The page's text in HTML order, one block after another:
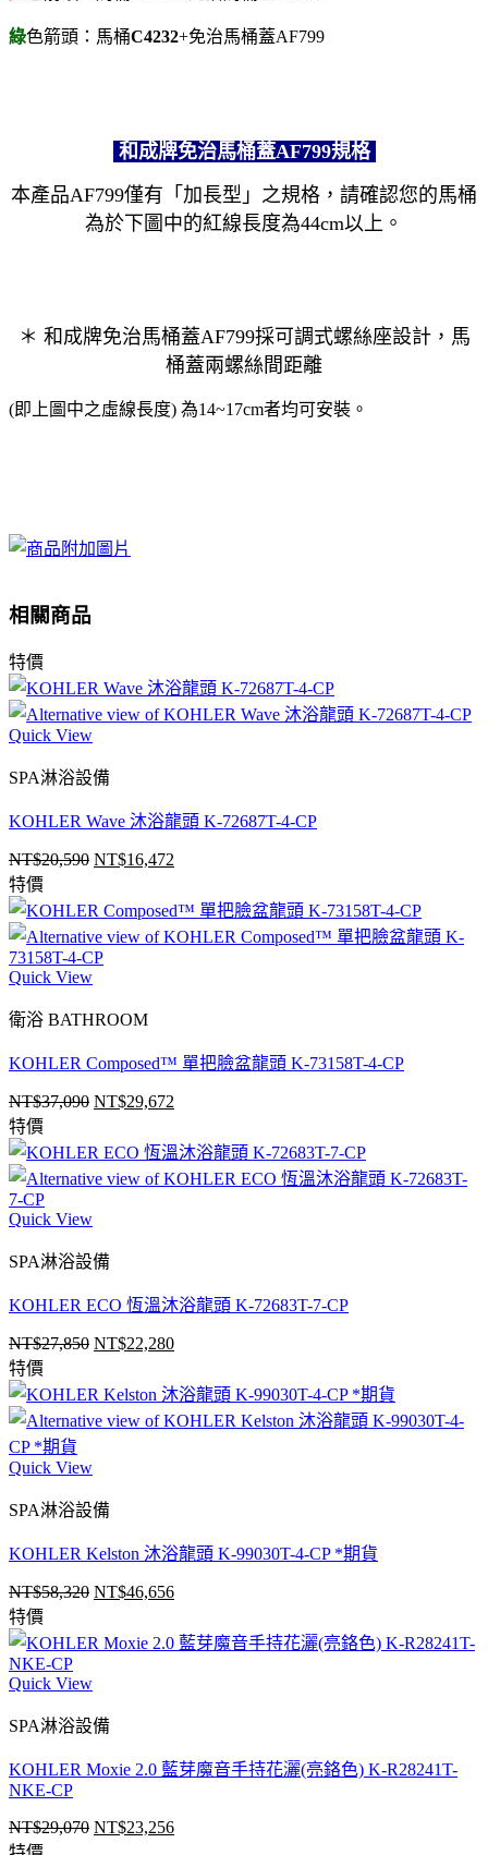
綠色箭頭：馬桶C4232+免治馬桶蓋AF799
和成牌免治馬桶蓋AF799規格
本產品AF799僅有 「加長型」之規格 ，請確認您的馬桶
為於下圖中的紅線長度為44cm以上。
＊ 和成牌免治馬桶蓋AF799採可調式螺絲座設計，馬
桶蓋兩螺絲間距離
(即上圖中之虛線長度) 為14~17cm者均可安裝。
相關商品
特價
Quick View
SPA淋浴設備
KOHLER Wave 沐浴龍頭 K-72687T-4-CP
NT$20,590 原
價
格：
NT$20,590。
NT$16,472目
價
格：
特價
Quick View
衛浴 BATHROOM
KOHLER Composed™ 單把臉盆龍頭 K-73158T-4-CP
NT$37,090 原
價
格：
NT$29,672目
價
格：
特價
Quick View
SPA淋浴設備
KOHLER ECO 恆溫沐浴龍頭 K-72683T-7-CP
NT$27,850 原
價
格：
NT$22,280目
價
格：
特價
Quick View
SPA淋浴設備
KOHLER Kelston 沐浴龍頭 K-99030T-4-CP *期貨
NT$58,320 原
價
NT$46,656目
價
特價
Quick View
SPA淋浴設備
KOHLER Moxie 2.0 藍芽魔音手持花灑(亮鉻色) K-R28241T-
NKE-CP
NT$29,070 原
NT$23,256目